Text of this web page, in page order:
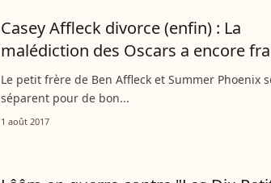
Casey Affleck divorce (enfin) : La
malédiction des Oscars a encore
Le petit frère de Ben Affleck et Summer Phoenix
séparent pour de bon...
1 août 2017